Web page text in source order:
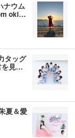
ナウム
oki…
タッグ
を見…
夏＆愛